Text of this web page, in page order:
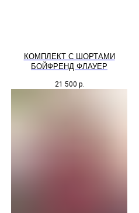
КОМПЛЕКТ С ШОРТАМИ
БОЙФРЕНД ФЛАУЕР
21 500 р.